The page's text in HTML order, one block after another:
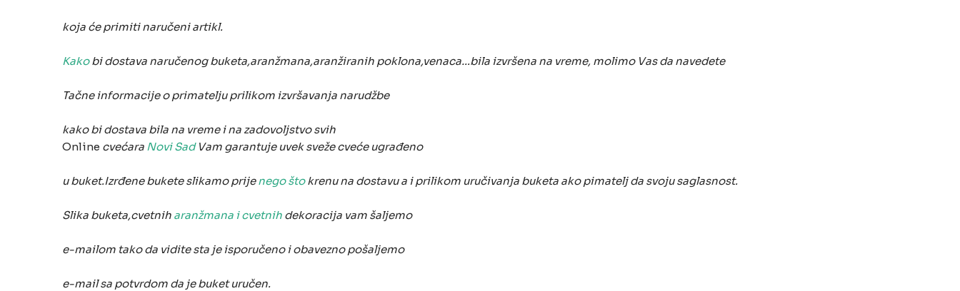
koja će primiti naručeni artikl.
Kakobi dostava naručenog buketa,aranžmana,aranžiranih poklona,venaca…bila izvršena na vreme, molimo Vas da navedete
Tačne informacije o primatelju prilikom izvršavanja narudžbe
kako bi dostava bila na vreme i na zadovoljstvo svih
Online cvećara Novi SadVam garantuje uvek sveže cveće ugrađeno
u buket.Izrđene bukete slikamo prijenego štokrenu na dostavu a i prilikom uručivanja buketa ako pimatelj da svoju saglasnost.
Slika buketa,cvetnih aranžmana i cvetnih dekoracija vam šaljemo
e-mailom tako da vidite sta je isporučeno i obavezno pošaljemo
e-mail sa potvrdom da je buket uručen.